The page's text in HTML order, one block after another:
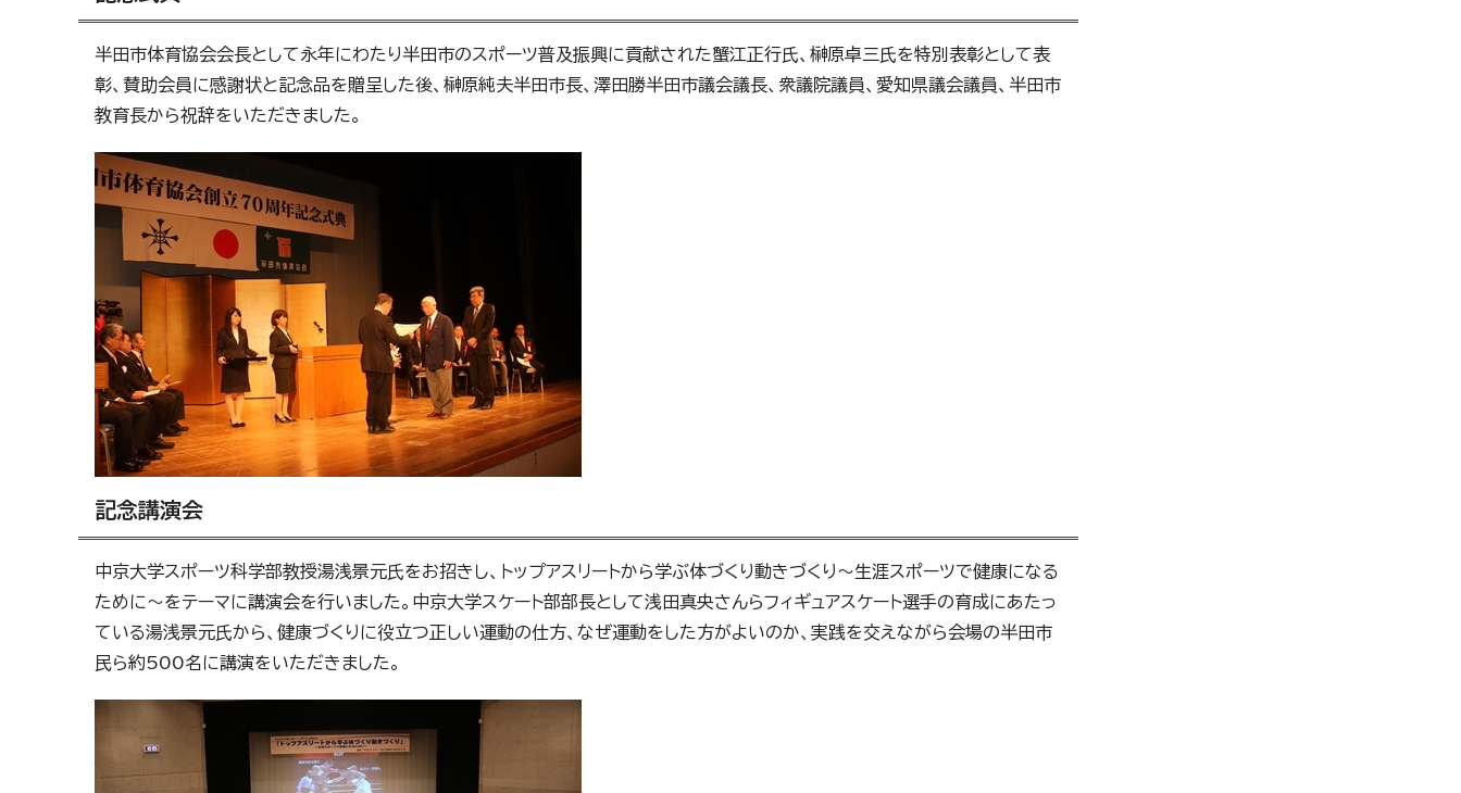
半田市体育協会会長として永年にわたり半田市のスポーツ普及振興に貢献された蟹江正行氏、榊原卓三氏を特別表彰として表
彰、賛助会員に感謝状と記念品を贈呈した後、榊原純夫半田市長、澤田勝半田市議会議長、衆議院議員、愛知県議会議員、半田市
教育長から祝辞をいただきました。
記念講演会
中京大学スポーツ科学部教授湯浅景元氏をお招きし、トップアスリートから学ぶ体づくり動きづくり～生涯スポーツで健康になる
ために～をテーマに講演会を行いました。中京大学スケート部部長として浅田真央さんらフィギュアスケート選手の育成にあたっ
ている湯浅景元氏から、健康づくりに役立つ正しい運動の仕方、なぜ運動をした方がよいのか、実践を交えながら会場の半田市
民ら約500名に講演をいただきました。